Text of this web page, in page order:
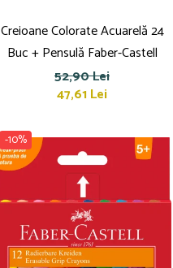
Creioane Colorate Acuarelă 24
Buc + Pensulă Faber-Castell
52,90 Lei
47,61 Lei
-10%